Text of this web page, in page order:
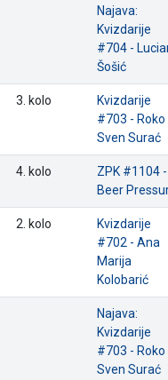
Najava:
Kvizdarije
#704 -
Šošić
3. kolo
Kvizdarije
#703 - Roko
Sven Surać
4. kolo
ZPK #1104 -
Beer
2. kolo
Kvizdarije
#702 - Ana
Marija
Kolobarić
Najava:
Kvizdarije
#703 - Roko
Sven Surać